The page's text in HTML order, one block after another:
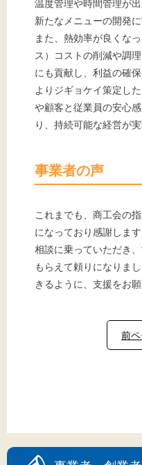
温度管理や時間管理が
新たなメニューの開発に
また、熱効率が良くな
ス）コストの削減や調
にも貢献し、利益の確
よりジギョケイ策定し
や顧客と従業員の安心
り、持続可能な経営が実
事業者の声
これまでも、商工会の
になっており感謝しま
相談に乗っていただき
もらえて頼りになりま
きるように、支援をお願
前